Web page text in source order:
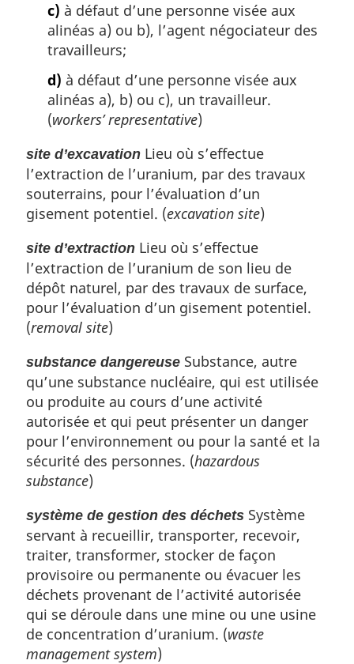
c) à défaut d’une personne visée aux
alinéas a) ou b), l’agent négociateur des
travailleurs;
d) à défaut d’une personne visée aux
alinéas a), b) ou c), un travailleur.
(workers’ representative)
site d’excavation Lieu où s’effectue
l’extraction de l’uranium, par des travaux
souterrains, pour l’évaluation d’un
gisement potentiel. (excavation site)
site d’extraction Lieu où s’effectue
l’extraction de l’uranium de son lieu de
dépôt naturel, par des travaux de surface,
pour l’évaluation d’un gisement potentiel.
(removal site)
substance dangereuse Substance, autre
qu’une substance nucléaire, qui est utilisée
ou produite au cours d’une activité
autorisée et qui peut présenter un danger
pour l’environnement ou pour la santé et la
sécurité des personnes. (hazardous
substance)
système de gestion des déchets Système
servant à recueillir, transporter, recevoir,
traiter, transformer, stocker de façon
provisoire ou permanente ou évacuer les
déchets provenant de l’activité autorisée
qui se déroule dans une mine ou une usine
de concentration d’uranium. (waste
management system)